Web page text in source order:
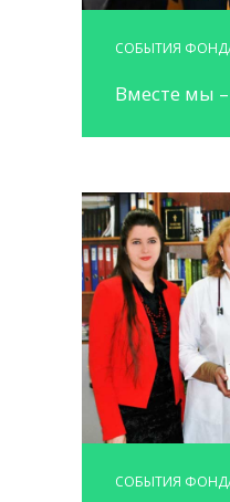
СОБЫТИЯ
Вместе мы
СОБЫТИЯ